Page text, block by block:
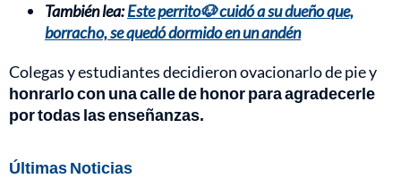
También lea:Este perrito🐶 cuidó a su dueño que,
borracho, se quedó dormido en un andén
Colegas y estudiantes decidieron ovacionarlo de pie y
honrarlo con una calle de honor para agradecerle
por todas las enseñanzas.
Últimas Noticias